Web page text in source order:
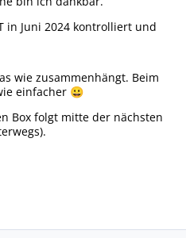
in Juni 2024 kontrolliert und
wie zusammenhängt. Beim
einfacher 😀
Box folgt mitte der nächsten